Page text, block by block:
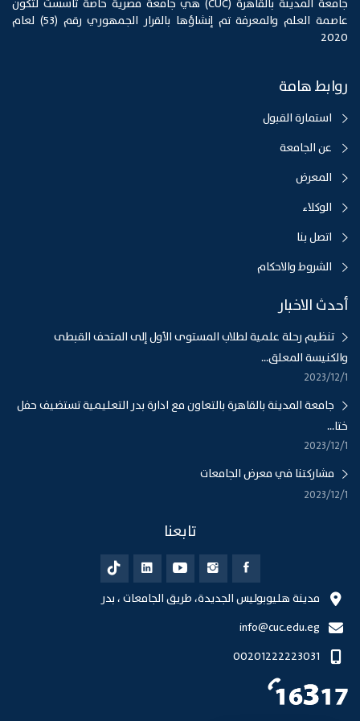
جامعة المدينة بالقاهرة (CUC) هي جامعة مصرية خاصة تأسست لتكون
عاصمة العلم والمعرفة تم إنشاؤها بالقرار الجمهوري رقم (53) لعام
2020
روابط هامة
استمارة القبول
عن الجامعة
المعرض
الوكلاء
اتصل بنا
الشروط والاحكام
أحدث الاخبار
تنظيم رحلة علمية لطلاب المستوى الأول إلى المتحف القبطى
والكنيسة المعلق...
1‏‏/12‏‏/2023
جامعة المدينة بالقاهرة بالتعاون مع ادارة بدر التعليمية تستضيف حفل
ختا...
1‏‏/12‏‏/2023
مشاركتنا في معرض الجامعات
1‏‏/12‏‏/2023
تابعنا
مدينة هليوبوليس الجديدة، طريق الجامعات ، بدر
info@cuc.edu.eg
00201222223031